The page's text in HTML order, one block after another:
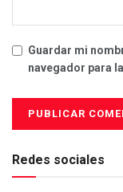
Guardar mi
navegador para
Redes sociales